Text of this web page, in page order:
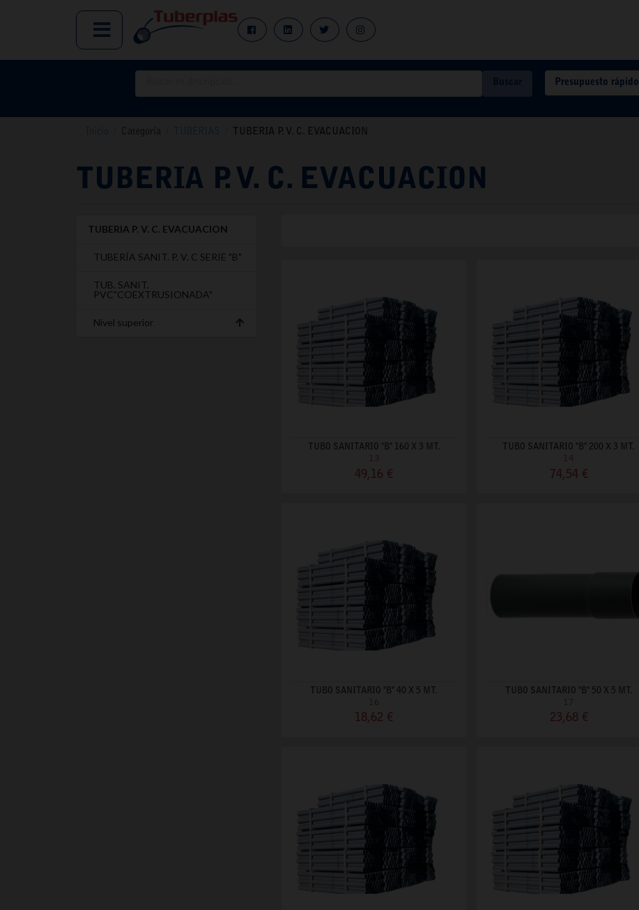
Presupuesto rápido
Categoría TUBERIAS TUBERIA P. V. C. EVACUACION
TUBERIA P. V. C. EVACUACION
TUBERIA P. V. C. EVACUACION
TUBERÍA SANIT. P. V. C SERIE "B"
TUB. SANIT.
PVC"COEXTRUSIONADA"
Nivel superior
TUBO SANITARIO "B" 160 X 3 MT.
13
49,16 €
TUBO SANITARIO "B" 200 X 3 MT.
14
74,54 €
TUBO SANITARIO "B" 40 X 5 MT.
16
18,62 €
TUBO SANITARIO "B" 50 X 5 MT.
17
23,68 €